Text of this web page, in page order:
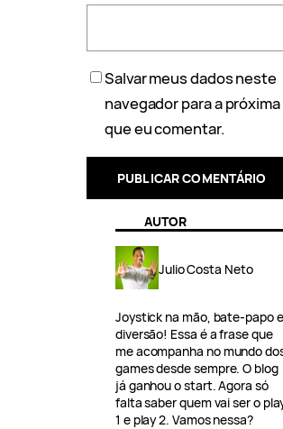
Salvar meus dados neste
navegador para a
que eu comentar.
AUTOR
Julio Costa Neto
Joystick na mão, bate-papo e
diversão! Essa é a frase que
me acompanha no mundo
games desde sempre. O blog
já ganhou o start. Agora só
falta saber quem vai ser o
1 e play 2. Vamos nessa?